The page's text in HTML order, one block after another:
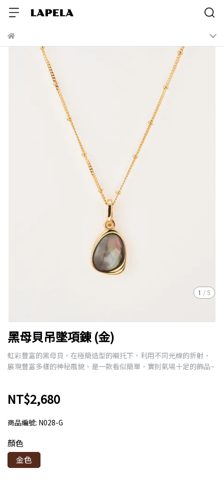
1 /5
黑母貝吊墜項錬 (金)
虹彩豐富的黑母貝，在極簡造型的襯托下，利用不同光線的折射，
展現豐富多樣的神秘風貌，是一款看似簡單，實則氣場十足的飾品~
NT$2,680
商品編號: N028-G
顏色
金色